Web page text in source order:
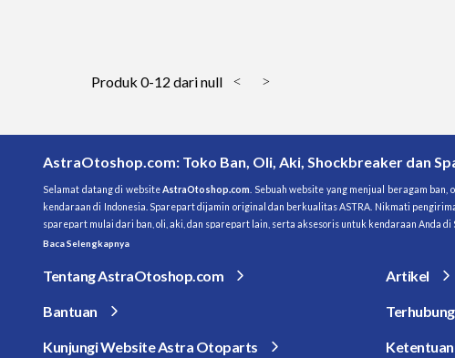
Produk 0-12 dari null < >
AstraOtoshop.com: Toko Ban, Oli, Aki, Shockbreaker dan
Selamat datang di website AstraOtoshop.com . Sebuah website yang menjual beragam
kendaraan di Indonesia. Sparepart dijamin original dan berkualitas ASTRA. Nikmati
sparepart mulai dari ban, oli, aki, dan sparepart lain, serta aksesoris untuk kendaraan Anda
Baca Selengkapnya
Tentang AstraOtoshop.com Artikel
Bantuan
Kunjungi Website Astra Otoparts